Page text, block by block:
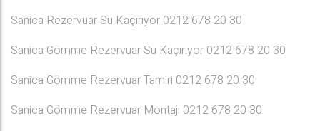
Sanica Rezervuar Su Kaçırıyor 0212 678 20 30
Sanica Gömme Rezervuar Su Kaçırıyor 0212 678 20 30
Sanica Gömme Rezervuar Tamiri 0212 678 20 30
Sanica Gömme Rezervuar Montajı 0212 678 20 30